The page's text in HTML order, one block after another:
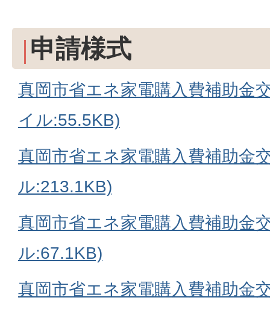
申請様式
真岡市省エネ家電購入費補助金
イル:55.5KB)
真岡市省エネ家電購入費補助金
ル:213.1KB)
真岡市省エネ家電購入費補助金
ル:67.1KB)
真岡市省エネ家電購入費補助金